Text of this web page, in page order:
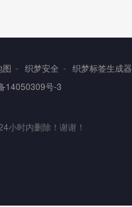
图 - 织梦安全 - 织梦标签生成器
14050309号-3
小时内删除！谢谢！